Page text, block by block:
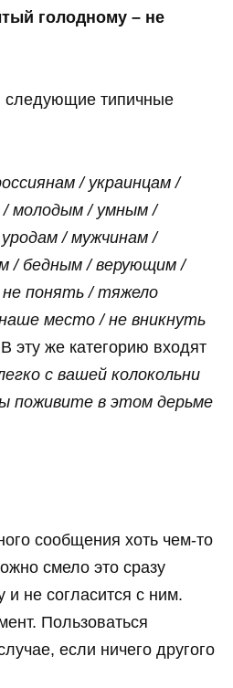
голодному – не
следующие типичные
/ украинцам /
/ молодым / умным /
/ мужчинам /
/ бедным / верующим /
понять / тяжело
место / не вникнуть
эту же категорию входят
с вашей колокольни
поживите в этом дерьме
сообщения хоть чем-то
смело это сразу
и не согласится с ним.
Пользоваться
если ничего другого